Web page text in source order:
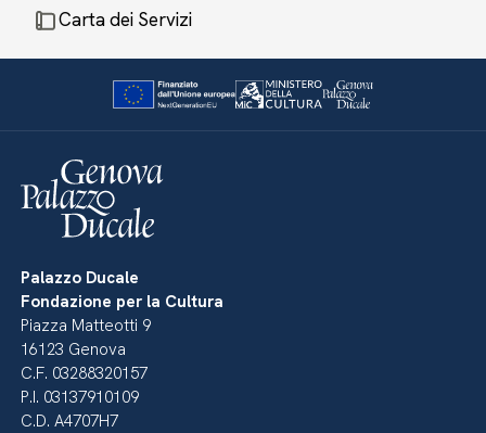
Carta dei Servizi
Palazzo Ducale
Fondazione per la Cultura
Piazza Matteotti 9
16123 Genova
C.F. 03288320157
P.I. 03137910109
C.D. A4707H7